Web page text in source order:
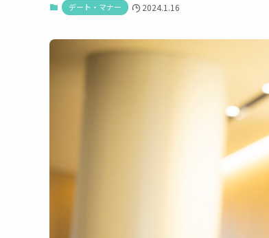
デート・マナー 2024.1.16